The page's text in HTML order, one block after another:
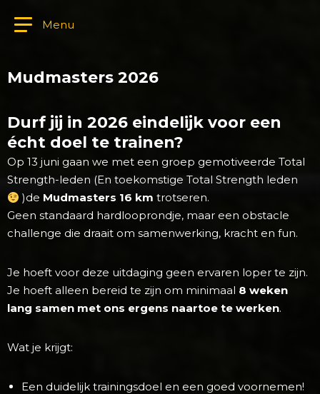
Menu
Mudmasters 2026
Durf jij in 2026 eindelijk voor een
écht doel te trainen?
Op 13 juni gaan we met een groep gemotiveerde Total
Strength-leden (En toekomstige Total Strength leden
)de Mudmasters 16 km trotseren.
Geen standaard hardlooprondje, maar een obstacle
challenge die draait om samenwerking, kracht en fun.
Je hoeft voor deze uitdaging geen ervaren loper te zijn.
Je hoeft alleen bereid te zijn om minimaal 8 weken
lang samen met ons ergens naartoe te werken.
Wat je krijgt:
Een duidelijk trainingsdoel en een goed voornemen!